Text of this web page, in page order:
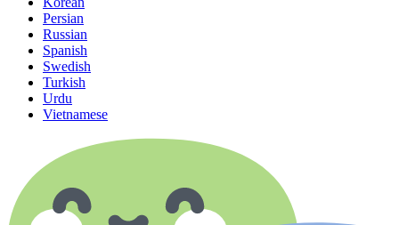
Persian
Russian
Spanish
Swedish
Turkish
Urdu
Vietnamese